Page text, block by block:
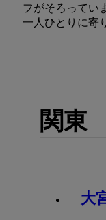
フがそろってい
一人ひとりに寄
関東
大